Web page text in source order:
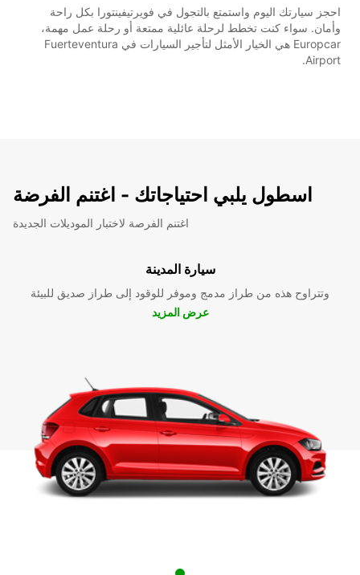
احجز سيارتك اليوم واستمتع بالتجول في فويرتيفينتورا بكل راحة
وأمان. سواء كنت تخطط لرحلة عائلية ممتعة أو رحلة عمل مهمة،
Europcar هي الخيار الأمثل لتأجير السيارات في Fuerteventura
Airport.
اسطول يلبي احتياجاتك - اغتنم الفرضة
اغتنم الفرصة لاختبار الموديلات الجديدة
سيارة المدينة
وتتراوح هذه من طراز مدمج وموفر للوقود إلى طراز صديق للبيئة
عرض المزيد